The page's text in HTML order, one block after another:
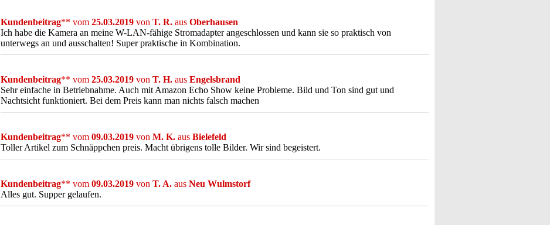
Kundenbeitrag** vom 25.03.2019 von T. R. aus Oberhausen
Ich habe die Kamera an meine W-LAN-fähige Stromadapter angeschlossen und kann sie so praktisch von
unterwegs an und ausschalten! Super praktische in Kombination.
Kundenbeitrag** vom 25.03.2019 von T. H. aus Engelsbrand
Sehr einfache in Betriebnahme. Auch mit Amazon Echo Show keine Probleme. Bild und Ton sind gut und
Nachtsicht funktioniert. Bei dem Preis kann man nichts falsch machen
Kundenbeitrag** vom 09.03.2019 von M. K. aus Bielefeld
Toller Artikel zum Schnäppchen preis. Macht übrigens tolle Bilder. Wir sind begeistert.
Kundenbeitrag** vom 09.03.2019 von T. A. aus Neu Wulmstorf
Alles gut. Supper gelaufen.